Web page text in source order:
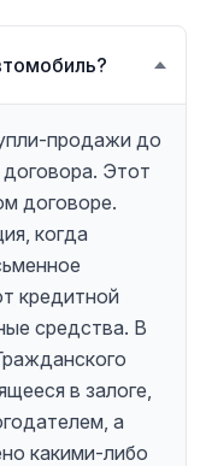
продажи до
Этот
договоре.
когда
кредитной
средства. В
в залоге,
а
какими-либо